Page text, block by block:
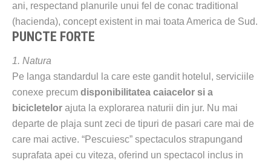
ani, respectand planurile unui fel de conac traditional
(hacienda), concept existent in mai toata America de Sud.
PUNCTE FORTE
1. Natura
Pe langa standardul la care este gandit hotelul, serviciile
conexe precum disponibilitatea caiacelor si a
bicicletelor ajuta la explorarea naturii din jur. Nu mai
departe de plaja sunt zeci de tipuri de pasari care mai de
care mai active. “Pescuiesc” spectaculos strapungand
suprafata apei cu viteza, oferind un spectacol inclus in